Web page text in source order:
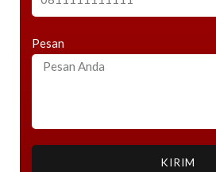
Pesan
KIRIM